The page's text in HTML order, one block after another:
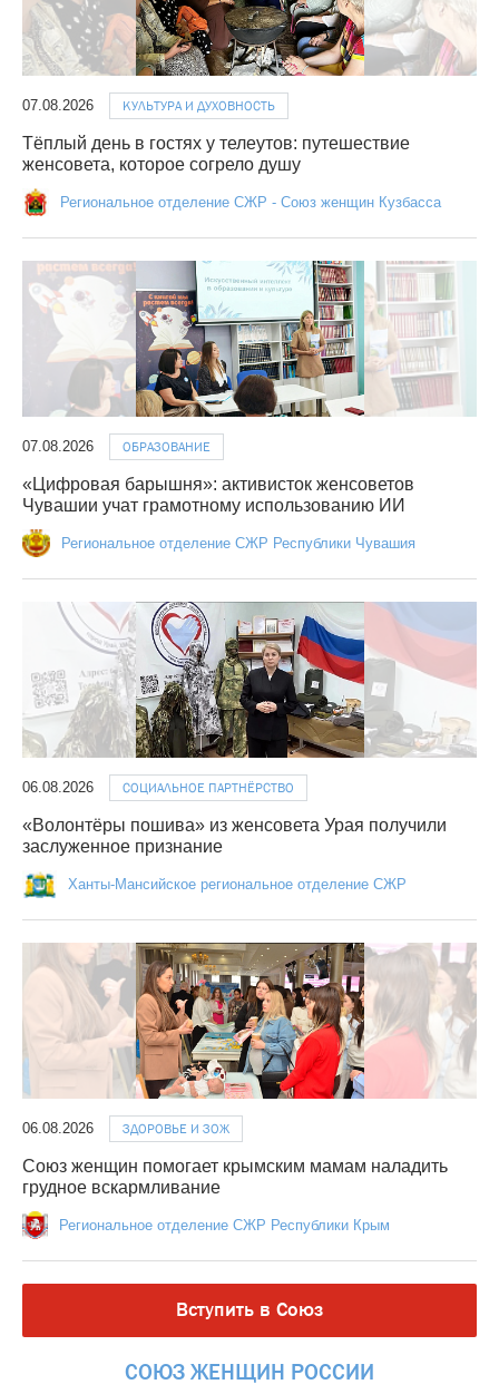
07.08.2026 КУЛЬТУРА И ДУХОВНОСТЬ
Тёплый день в гостях у телеутов: путешествие
женсовета, которое согрело душу
Региональное отделение СЖР - Союз женщин Кузбасса
07.08.2026 ОБРАЗОВАНИЕ
«Цифровая барышня»: активисток женсоветов
Чувашии учат грамотному использованию ИИ
Региональное отделение СЖР Республики Чувашия
06.08.2026 СОЦИАЛЬНОЕ ПАРТНЁРСТВО
«Волонтёры пошива» из женсовета Урая получили
заслуженное признание
Ханты-Мансийское региональное отделение СЖР
06.08.2026 ЗДОРОВЬЕ И ЗОЖ
Союз женщин помогает крымским мамам наладить
грудное вскармливание
Региональное отделение СЖР Республики Крым
Вступить в Союз
СОЮЗ ЖЕНЩИН РОССИИ